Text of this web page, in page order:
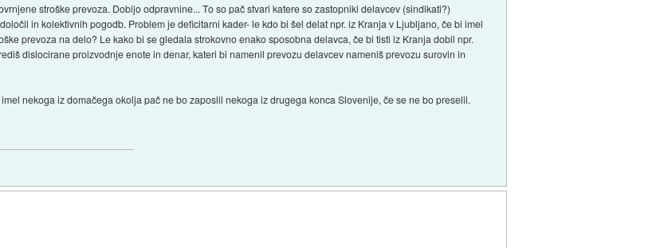
stroške prevoza. Dobijo odpravnine... To so pač stvari katere so zastopniki delavcev (sindikati?)
in kolektivnih pogodb. Problem je deficitarni kader- le kdo bi šel delat npr. iz Kranja v Ljubljano, če bi imel
prevoza na delo? Le kako bi se gledala strokovno enako sposobna delavca, če bi tisti iz Kranja dobil npr.
dislocirane proizvodnje enote in denar, kateri bi namenil prevozu delavcev nameniš prevozu surovin in
nekoga iz domačega okolja pač ne bo zaposlil nekoga iz drugega konca Slovenije, če se ne bo preselil.